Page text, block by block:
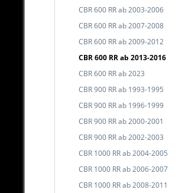
CBR 600 RR ab 2003-2006
CBR 600 RR ab 2007-2008
CBR 600 RR ab 2009-2012
CBR 600 RR ab 2013-2016
CBR 600 RR ab 2023
CBR 900 RR ab 1993-1995
CBR 900 RR ab 1996-1999
CBR 900 RR ab 2000-2001
CBR 900 RR ab 2002-2003
CBR 1000 RR ab 2004-2005
CBR 1000 RR ab 2006-2007
CBR 1000 RR ab 2008-2011